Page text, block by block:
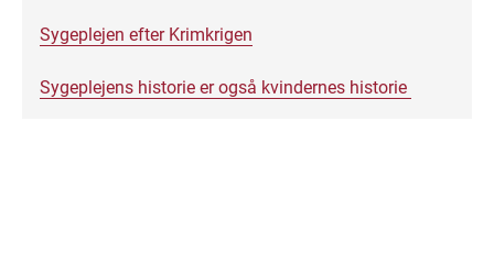
Sygeplejen efter Krimkrigen
Sygeplejens historie er også kvindernes historie